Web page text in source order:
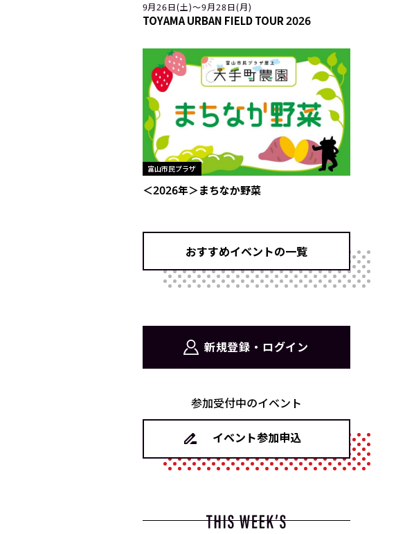
9月26日(土)〜9月28日(月)
TOYAMA URBAN FIELD TOUR 2026
富山市民プラザ
＜2026年＞まちなか野菜
おすすめイベントの一覧
新規登録・ログイン
参加受付中のイベント
イベント参加申込